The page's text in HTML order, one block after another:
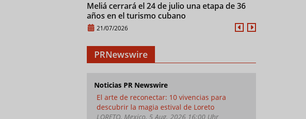
Meliá cerrará el 24 de julio una etapa de 36
años en el turismo cubano
21/07/2026
PRNewswire
Noticias PR Newswire
El arte de reconectar: 10 vivencias para
descubrir la magia estival de Loreto
LORETO, Mexico, 5 Aug. 2026 16:00 Uhr